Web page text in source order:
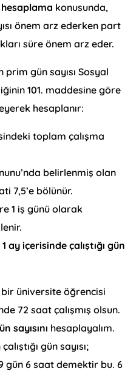
konusunda,
önem arz ederken part
süre önem arz eder.
gün sayısı Sosyal
101. maddesine göre
hesaplanır:
toplam çalışma
belirlenmiş olan
7,5’e bölünür.
1 iş günü olarak
1 ay içerisinde çalıştığı gün
üniversite öğrencisi
72 saat çalışmış olsun.
sayısını hesaplayalım.
gün sayısı;
gün 6 saat demektir bu. 6